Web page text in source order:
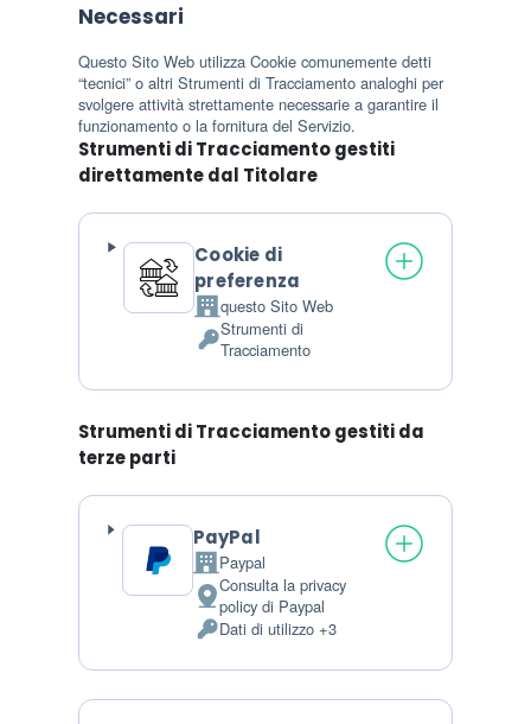
Necessari
Questo Sito Web utilizza Cookie comunemente detti
“tecnici” o altri Strumenti di Tracciamento analoghi per
svolgere attività strettamente necessarie a garantire il
funzionamento o la fornitura del Servizio.
Strumenti di Tracciamento gestiti
direttamente dal Titolare
Cookie di
preferenza
Azienda:questo Sito Web
Dati Personali trattati:
Strumenti di
Tracciamento
Strumenti di Tracciamento gestiti da
terze parti
PayPal
Azienda:
Paypal
Luogo del trattamento:
Consulta la privacy
policy di Paypal
Dati Personali trattati:
Dati di utilizzo +3